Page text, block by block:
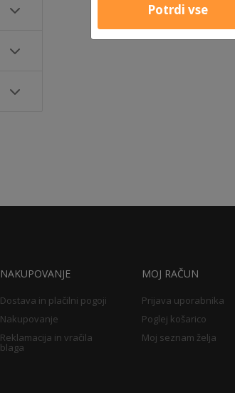
NAKUPOVANJE
Dostava in plačilni pogoji
Nakupovanje
Reklamacija in vračila
blaga
MOJ RAČUN
Prijava uporabnika
Poglej košarico
Moj seznam želja
Potrdi vse